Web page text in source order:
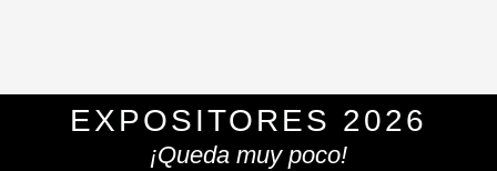
EXPOSITORES 2026
¡Queda muy poco!